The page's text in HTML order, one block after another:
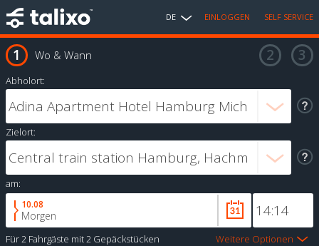
DE EINLOGGEN SELF SERVICE
Wo & Wann
Abholort:
Zielort:
am:
10.08
Morgen
Für2 Fahrgäste mit2 Gepäckstücken Weitere Optionen